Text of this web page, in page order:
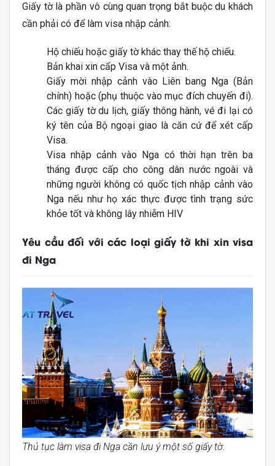
Giấy tờ là phần vô cùng quan trọng bắt buộc du khách
cần phải có để làm visa nhập cảnh:
Hộ chiếu hoặc giấy tờ khác thay thế hộ chiếu.
Bản khai xin cấp Visa và một ảnh.
Giấy mời nhập cảnh vào Liên bang Nga (Bản
chính) hoặc (phụ thuộc vào mục đích chuyến đi).
Các giấy tờ du lịch, giấy thông hành, vé đi lại có
ký tên của Bộ ngoại giao là căn cứ để xét cấp
Visa.
Visa nhập cảnh vào Nga có thời hạn trên ba
tháng được cấp cho công dân nước ngoài và
những người không có quốc tịch nhập cảnh vào
Nga nếu như họ xác thực được tình trạng sức
khỏe tốt và không lây nhiễm HIV
Yêu cầu đối với các loại giấy tờ khi xin visa
đi Nga
Thủ tục làm visa đi Nga cần lưu ý một số giấy tờ.